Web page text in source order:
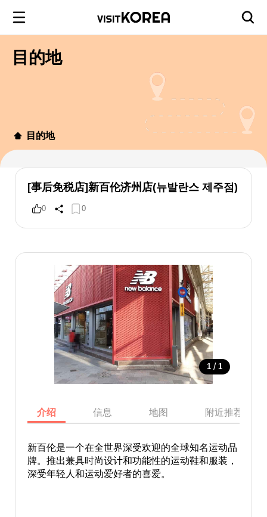
目的地
目的地
[事后免税店]新百伦济州店(뉴발란스 제주점)
0 0
1 / 1
介绍 信息 地图 附近推荐景点
新百伦是一个在全世界深受欢迎的全球知名运动品
牌。推出兼具时尚设计和功能性的运动鞋和服装，
深受年轻人和运动爱好者的喜爱。